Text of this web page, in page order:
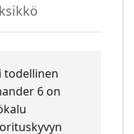
todellinen
6 on